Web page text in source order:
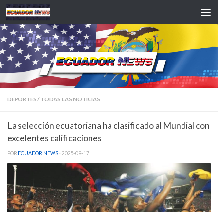
Saltar al contenido
DEPORTES / TODAS LAS NOTICIAS
La selección ecuatoriana ha clasificado al Mundial con
excelentes calificaciones
POR ECUADOR NEWS · 2025-09-17